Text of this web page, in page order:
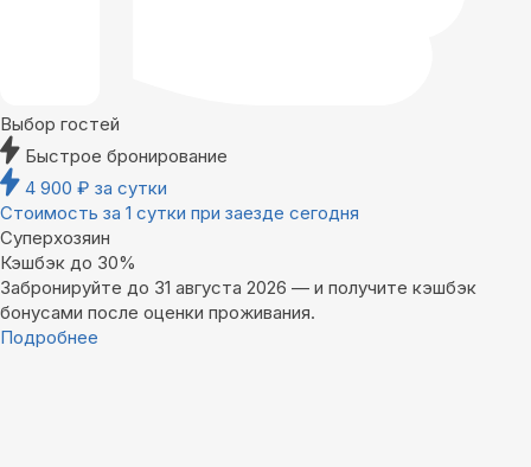
Выбор гостей
Быстрое бронирование
4 900 ₽ за сутки
Стоимость за 1 сутки при заезде сегодня
Суперхозяин
Кэшбэк до 30%
Забронируйте до 31 августа 2026 — и получите кэшбэк
бонусами после оценки проживания.
Подробнее